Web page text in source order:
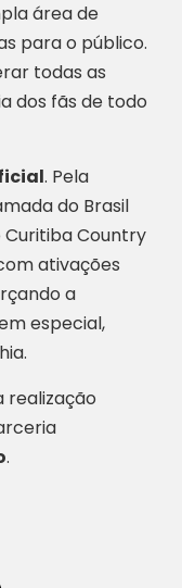
área de
para o público.
todas as
dos fãs de todo
. Pela
do Brasil
Country
ativações
a
especial,
realização
.